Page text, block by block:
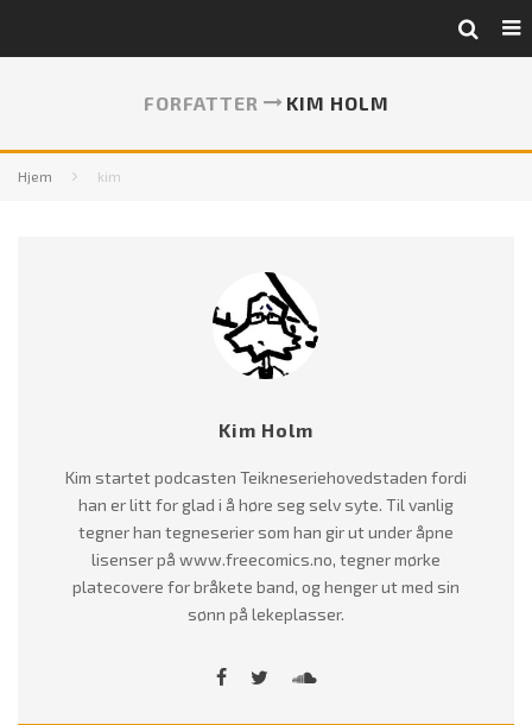
FORFATTER KIM HOLM
Hjem kim
Kim Holm
Kim startet podcasten Teikneseriehovedstaden fordi
han er litt for glad i å høre seg selv syte. Til vanlig
tegner han tegneserier som han gir ut under åpne
lisenser på www.freecomics.no, tegner mørke
platecovere for bråkete band, og henger ut med sin
sønn på lekeplasser.